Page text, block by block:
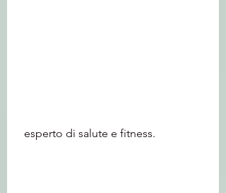
esperto di salute e fitness.